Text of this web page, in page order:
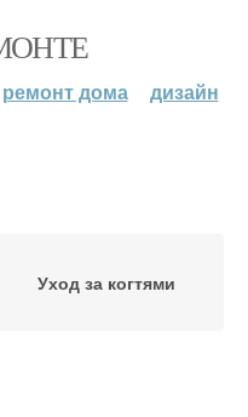
ремонт дома дизайн
Уход за когтями